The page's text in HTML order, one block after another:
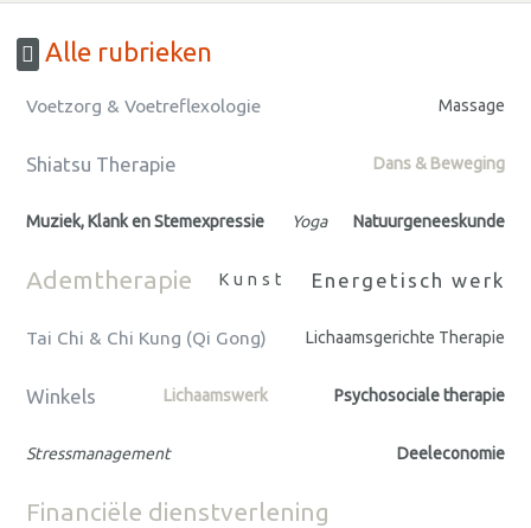
Alle rubrieken
Voetzorg & Voetreflexologie Massage
Shiatsu Therapie Dans & Beweging
Muziek, Klank en Stemexpressie Yoga Natuurgeneeskunde
Ademtherapie Kunst Energetisch werk
Tai Chi & Chi Kung (Qi Gong) Lichaamsgerichte Therapie
Winkels Lichaamswerk Psychosociale therapie
Stressmanagement Deeleconomie
Financiële dienstverlening